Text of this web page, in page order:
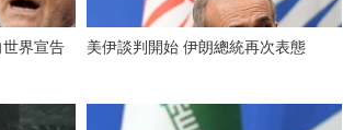
界宣告
美伊談判開始 伊朗總統再次表態